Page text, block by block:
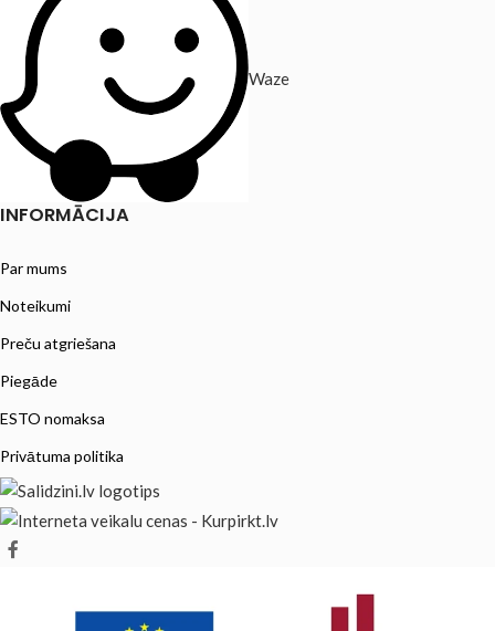
Waze
INFORMĀCIJA
Par mums
Noteikumi
Preču atgriešana
Piegāde
ESTO nomaksa
Privātuma politika